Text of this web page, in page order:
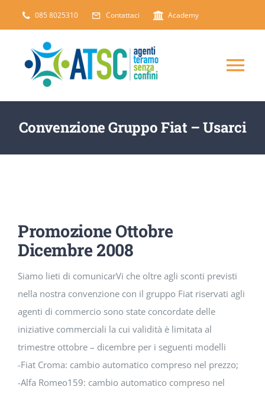
085 8025310 Contattaci Academy
ARTICOLI
SOSTENIBILITÀ
ACADEMY
Convenzione Gruppo Fiat – Usarci
Promozione Ottobre
Dicembre 2008
Siamo lieti di comunicarVi che oltre agli sconti previsti
nella nostra convenzione con il gruppo Fiat riservati agli
agenti di commercio sono state concordate delle
iniziative commerciali la cui validità è limitata al
trimestre ottobre – dicembre per i seguenti modelli
-Fiat Croma: cambio automatico compreso nel prezzo;
-Alfa Romeo159: cambio automatico compreso nel